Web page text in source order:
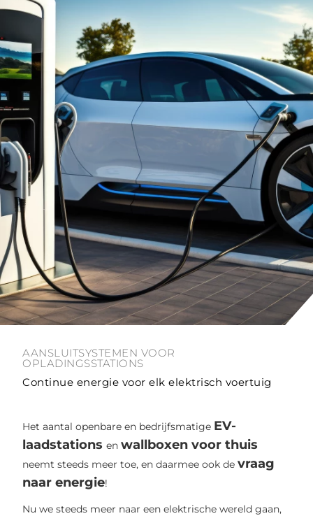
AANSLUITSYSTEMEN VOOR
OPLADINGSSTATIONS
Continue energie voor elk elektrisch voertuig
Het aantal openbare en bedrijfsmatige EV-
laadstations en wallboxen voor thuis
neemt steeds meer toe, en daarmee ook de vraag
naar energie!
Nu we steeds meer naar een elektrische wereld gaan,